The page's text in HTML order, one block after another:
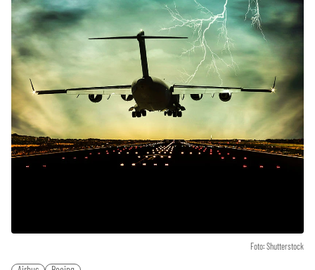
Foto: Shutterstock